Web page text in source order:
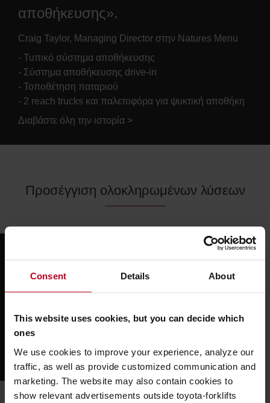
Consent Details About
This website uses cookies, but you can decide which
ones
We use cookies to improve your experience, analyze our
traffic, as well as provide customized communication and
marketing. The website may also contain cookies to
show relevant advertisements outside toyota-forklifts
αποθήκευσης».
Craig Taylor, Managing Director στην Natures Menu
- Τυπικό σύστημα αποθήκευσης
- Σύστημα αποθήκευσης drive-in
- Τοποθέτηση παταριού
- 2 reach trucks και παλετοφόρα για ψυκτική αποθήκη
Διαβάστε όλη την ιστορία >
Προσέγγιση ολοκληρωμένων λύσεων
video.